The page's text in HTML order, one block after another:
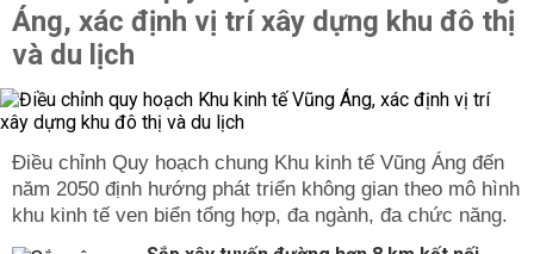
Áng, xác định vị trí xây dựng khu đô thị
và du lịch
Điều chỉnh Quy hoạch chung Khu kinh tế Vũng Áng đến
năm 2050 định hướng phát triển không gian theo mô hình
khu kinh tế ven biển tổng hợp, đa ngành, đa chức năng.